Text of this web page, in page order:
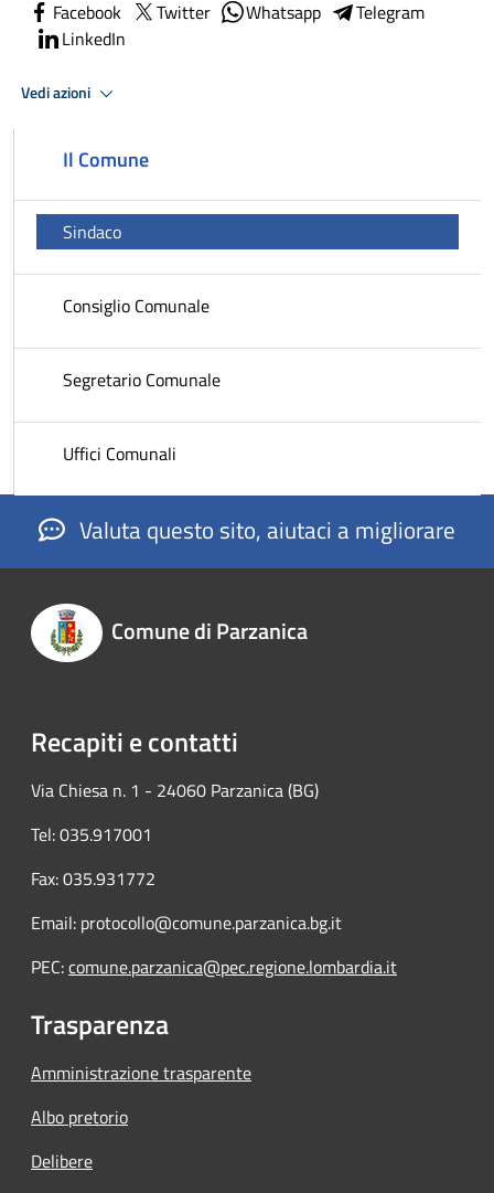
Facebook Twitter Whatsapp
Telegram
LinkedIn
Vedi azioni
Il Comune
Sindaco
Consiglio Comunale
Segretario Comunale
Uffici Comunali
Valuta questo sito, aiutaci a migliorare
Comune di Parzanica
Recapiti e contatti
Via Chiesa n. 1 - 24060 Parzanica (BG)
Tel: 035.917001
Fax: 035.931772
Email: protocollo@comune.parzanica.bg.it
PEC:comune.parzanica@pec.regione.lombardia.it
Trasparenza
Amministrazione trasparente
Albo pretorio
Delibere